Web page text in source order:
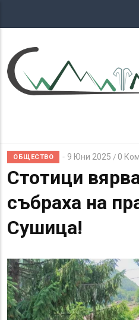
съдържание
ОБЩЕСТВО 9 Юни 2025 / 0
Стотици
събраха на
Сушица!